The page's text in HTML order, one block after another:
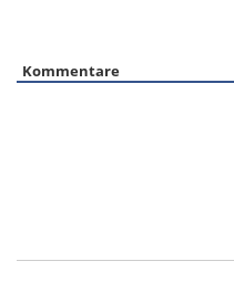
Kommentare